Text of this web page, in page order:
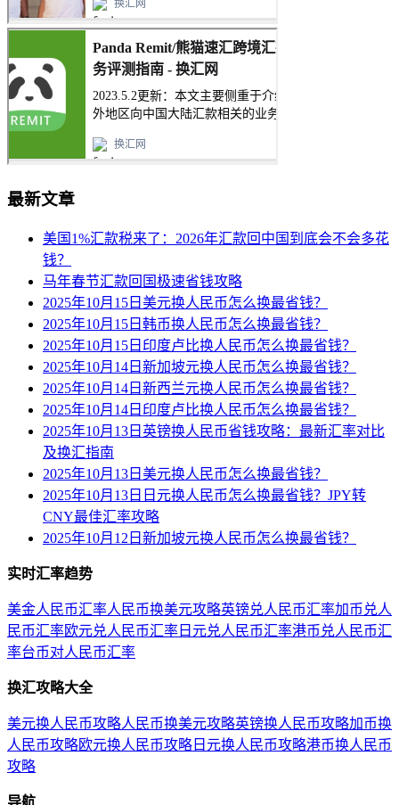
最新文章
美国1%汇款税来了：2026年汇款回中国到底会不会多花
钱？
马年春节汇款回国极速省钱攻略
2025年10月15日美元换人民币怎么换最省钱？
2025年10月15日韩币换人民币怎么换最省钱？
2025年10月15日印度卢比换人民币怎么换最省钱？
2025年10月14日新加坡元换人民币怎么换最省钱？
2025年10月14日新西兰元换人民币怎么换最省钱？
2025年10月14日印度卢比换人民币怎么换最省钱？
2025年10月13日英镑换人民币省钱攻略：最新汇率对比
及换汇指南
2025年10月13日美元换人民币怎么换最省钱？
2025年10月13日日元换人民币怎么换最省钱？JPY转
CNY最佳汇率攻略
2025年10月12日新加坡元换人民币怎么换最省钱？
实时汇率趋势
美金人民币汇率人民币换美元攻略英镑兑人民币汇率加币兑人
民币汇率欧元兑人民币汇率 日元兑人民币汇率港币兑人民币汇
率台币对人民币汇率
换汇攻略大全
美元换人民币攻略人民币换美元攻略英镑换人民币攻略加币换
人民币攻略欧元换人民币攻略 日元换人民币攻略港币换人民币
攻略
导航